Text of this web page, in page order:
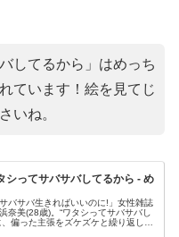
してるから」はめっち
ています！絵を見てじ
いね。
シってサバサバしてるから - め
バサバ生きればいいのに!」女性雑誌
奈美(28歳)。“ワタシってサバサバし
偏った主張をズケズケと繰り返し、